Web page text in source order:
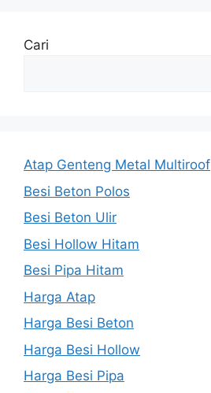
Cari
Atap Genteng Metal Multiroof
Besi Beton Polos
Besi Beton Ulir
Besi Hollow Hitam
Besi Pipa Hitam
Harga Atap
Harga Besi Beton
Harga Besi Hollow
Harga Besi Pipa